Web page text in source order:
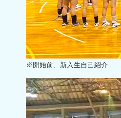
※開始前、新入生自己紹介